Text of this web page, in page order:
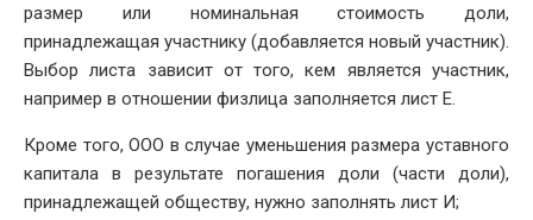
размер или номинальная стоимость доли,
принадлежащая участнику (добавляется новый участник).
Выбор листа зависит от того, кем является участник,
например в отношении физлица заполняется лист Е.
Кроме того, ООО в случае уменьшения размера уставного
капитала в результате погашения доли (части доли),
принадлежащей обществу, нужно заполнять лист И;